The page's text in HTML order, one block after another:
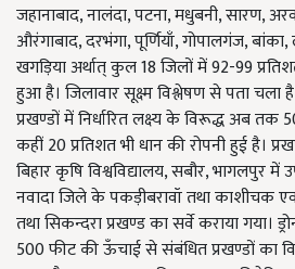
जहानाबाद, नालंदा, पटना, मधुबनी, सारण,
औरंगाबाद, दरभंगा, पूर्णियाँ, गोपालगंज,
खगड़िया अर्थात् कुल 18 जिलों में 92-99
हुआ है। जिलावार सूक्ष्म विश्लेषण से पता
प्रखण्डों में निर्धारित लक्ष्य के विरूद्ध अब
कहीं 20 प्रतिशत भी धान की रोपनी हुई है।
बिहार कृषि विश्वविद्यालय, सबौर, भागलपुर
नवादा जिले के पकड़ीबरावॉ तथा काशीचक
तथा सिकन्दरा प्रखण्ड का सर्वे कराया गया।
500 फीट की ऊँचाई से संबंधित प्रखण्डों का